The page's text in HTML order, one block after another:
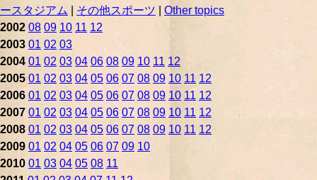
ースタジアム
その他スポーツ
Other topics
2002 08 09 10 11 12
2003 01 02 03
2004 01 02 03 04 06 08 09 10 11 12
2005 01 02 03 04 05 06 07 08 09 10 11 12
2006 01 02 03 04 05 06 07 08 09 10 11 12
2007 01 02 03 04 05 06 07 08 09 10 11 12
2008 01 02 03 04 05 06 07 08 09 10 11 12
2009 01 02 04 05 06 07 09 10
2010 01 03 04 05 08 11